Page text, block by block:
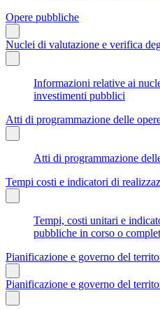
Opere pubbliche
Nuclei di valutazione e verifica
Informazioni relative ai
investimenti pubblici
Atti di programmazione delle
Atti di programmazione
Tempi costi e indicatori di
Tempi, costi unitari e
pubbliche in corso o
Pianificazione e governo del
Pianificazione e governo del